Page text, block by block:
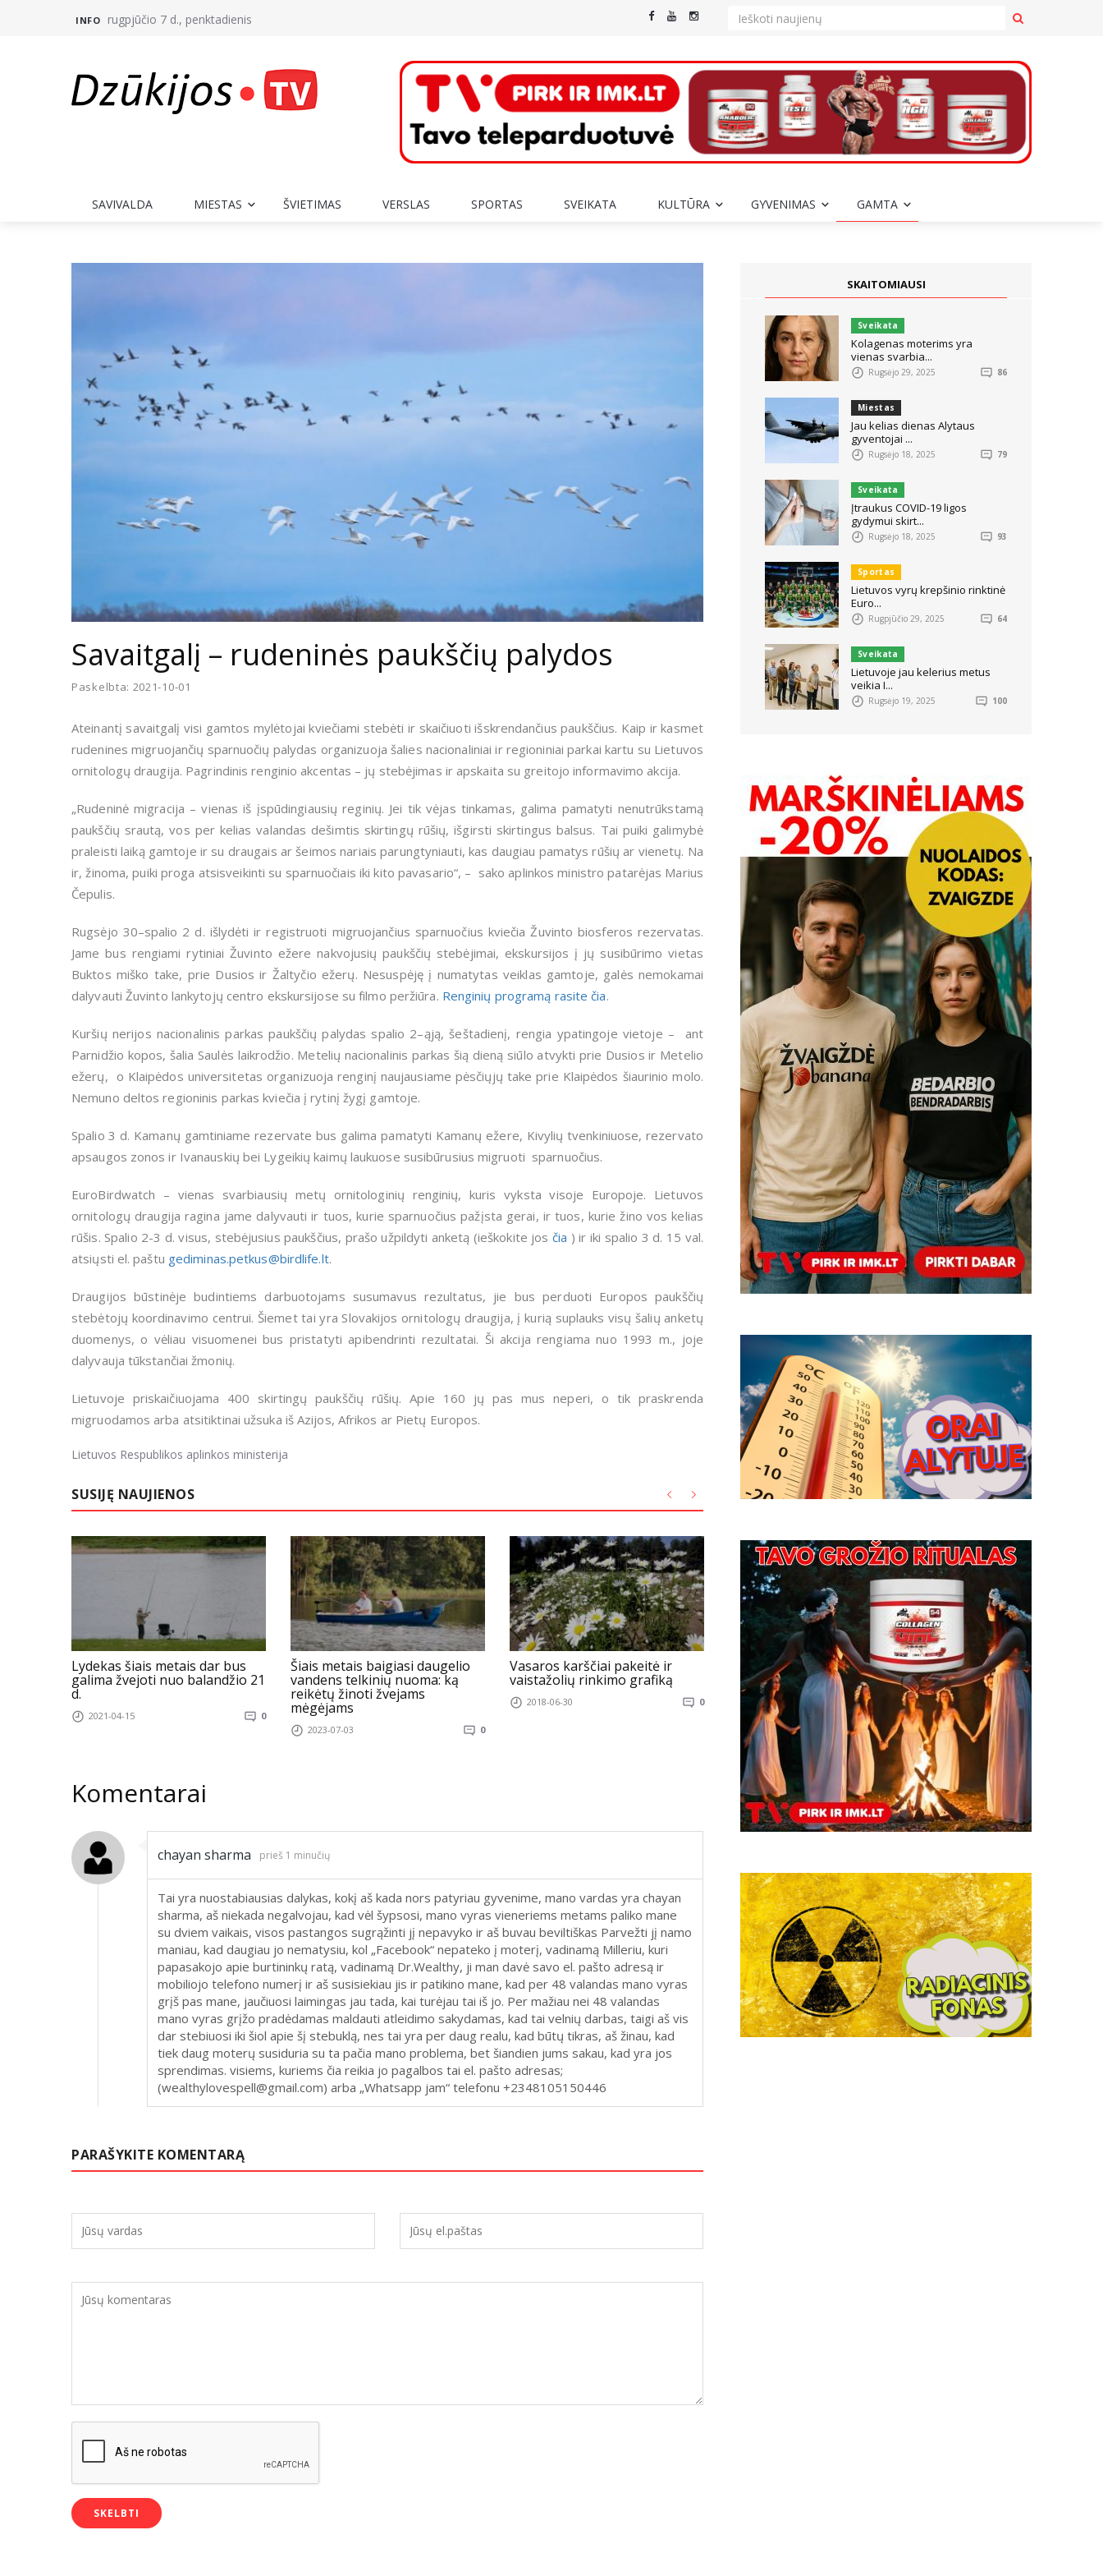
INFO rugpjūčio 7 d., penktadienis
SAVIVALDA MIESTAS ŠVIETIMAS VERSLAS SPORTAS SVEIKATA KULTŪRA GYVENIMAS GAMTA
Savaitgalį – rudeninės paukščių palydos
Paskelbta: 2021-10-01
Ateinantį savaitgalį visi gamtos mylėtojai kviečiami stebėti ir skaičiuoti išskrendančius paukščius. Kaip ir kasmet
rudenines migruojančių sparnuočių palydas organizuoja šalies nacionaliniai ir regioniniai parkai kartu su Lietuvos
ornitologų draugija. Pagrindinis renginio akcentas – jų stebėjimas ir apskaita su greitojo informavimo akcija.
„Rudeninė migracija – vienas iš įspūdingiausių reginių. Jei tik vėjas tinkamas, galima pamatyti nenutrūkstamą
paukščių srautą, vos per kelias valandas dešimtis skirtingų rūšių, išgirsti skirtingus balsus. Tai puiki galimybė
praleisti laiką gamtoje ir su draugais ar šeimos nariais parungtyniauti, kas daugiau pamatys rūšių ar vienetų. Na
ir, žinoma, puiki proga atsisveikinti su sparnuočiais iki kito pavasario“, – sako aplinkos ministro patarėjas Marius
Čepulis.
Rugsėjo 30–spalio 2 d. išlydėti ir registruoti migruojančius sparnuočius kviečiaŽuvinto biosferos rezervatas.
Jame bus rengiami rytiniai Žuvinto ežere nakvojusių paukščių stebėjimai, ekskursijos į jų susibūrimo vietas
Buktos miško take, prie Dusios ir Žaltyčio ežerų. Nesuspėję į numatytas veiklas gamtoje, galės nemokamai
dalyvauti Žuvinto lankytojų centro ekskursijose su filmo peržiūra. Renginių programą rasite čia.
Kuršių nerijos nacionalinis parkas paukščių palydas spalio 2–ąją, šeštadienį, rengia ypatingoje vietoje – ant
Parnidžio kopos, šalia Saulės laikrodžio. Metelių nacionalinis parkas šią dieną siūlo atvykti prie Dusios ir Metelio
ežerų, o Klaipėdos universitetas organizuoja renginį naujausiame pėsčiųjų take prie Klaipėdos šiaurinio molo.
Nemuno deltos regioninis parkas kviečia į rytinį žygį gamtoje.
Spalio 3 d. Kamanų gamtiniame rezervate bus galima pamatyti Kamanų ežere, Kivylių tvenkiniuose, rezervato
apsaugos zonos ir Ivanauskių bei Lygeikių kaimų laukuose susibūrusius migruoti sparnuočius.
EuroBirdwatch – vienas svarbiausių metų ornitologinių renginių, kuris vyksta visoje Europoje. Lietuvos
ornitologų draugija ragina jame dalyvauti ir tuos, kurie sparnuočius pažįsta gerai, ir tuos, kurie žino vos kelias
rūšis. Spalio 2-3 d. visus, stebėjusius paukščius, prašo užpildyti anketą (ieškokite josčia ) ir iki spalio 3 d. 15 val.
atsiųsti el. paštu gediminas.petkus@birdlife.lt.
Draugijos būstinėje budintiems darbuotojams susumavus rezultatus, jie bus perduoti Europos paukščių
stebėtojų koordinavimo centrui. Šiemet tai yra Slovakijos ornitologų draugija, į kurią suplauks visų šalių anketų
duomenys, o vėliau visuomenei bus pristatyti apibendrinti rezultatai. Ši akcija rengiama nuo 1993 m., joje
dalyvauja tūkstančiai žmonių.
Lietuvoje priskaičiuojama 400 skirtingų paukščių rūšių. Apie 160 jų pas mus neperi, o tik praskrenda
migruodamos arba atsitiktinai užsuka iš Azijos, Afrikos ar Pietų Europos.
Lietuvos Respublikos aplinkos ministerija
SUSIJĘ NAUJIENOS
Lydekas šiais metais dar bus
galima žvejoti nuo balandžio 21
d.
2021-04-15 0
Šiais metais baigiasi daugelio
vandens telkinių nuoma: ką
reikėtų žinoti žvejams
mėgėjams
2023-07-03 0
Vasaros karščiai pakeitė ir
vaistažolių rinkimo grafiką
2018-06-30 0
Kada ir kaip tvarkyti vandens
telkinių pakrantes?
2023-05-25 0
Akmenų ir zoologijos
muziejuose – ypatinga
2021-05-18
Komentarai
chayan sharma prieš 1 minučių
Tai yra nuostabiausias dalykas, kokį aš kada nors patyriau gyvenime, mano vardas yra chayan
sharma, aš niekada negalvojau, kad vėl šypsosi, mano vyras vieneriems metams paliko mane
su dviem vaikais, visos pastangos sugrąžinti jį nepavyko ir aš buvau beviltiškas Parvežti jį namo
maniau, kad daugiau jo nematysiu, kol „Facebook“ nepateko į moterį, vadinamą Milleriu, kuri
papasakojo apie burtininkų ratą, vadinamą Dr.Wealthy, ji man davė savo el. pašto adresą ir
mobiliojo telefono numerį ir aš susisiekiau jis ir patikino mane, kad per 48 valandas mano vyras
grįš pas mane, jaučiuosi laimingas jau tada, kai turėjau tai iš jo. Per mažiau nei 48 valandas
mano vyras grįžo pradėdamas maldauti atleidimo sakydamas, kad tai velnių darbas, taigi aš vis
dar stebiuosi iki šiol apie šį stebuklą, nes tai yra per daug realu, kad būtų tikras, aš žinau, kad
tiek daug moterų susiduria su ta pačia mano problema, bet šiandien jums sakau, kad yra jos
sprendimas. visiems, kuriems čia reikia jo pagalbos tai el. pašto adresas;
(wealthylovespell@gmail.com) arba „Whatsapp jam“ telefonu +2348105150446
PARAŠYKITE KOMENTARĄ
SKAITOMIAUSI
Sveikata
Kolagenas moterims yra
vienas svarbia...
Rugsėjo 29, 2025 86
Miestas
Jau kelias dienas Alytaus
gyventojai ...
Rugsėjo 18, 2025 79
Sveikata
Įtraukus COVID-19 ligos
gydymui skirt...
Rugsėjo 18, 2025 93
Sportas
Lietuvos vyrų krepšinio rinktinė
Euro...
Rugpjūčio 29, 2025 64
Sveikata
Lietuvoje jau kelerius metus
veikia I...
Rugsėjo 19, 2025 100